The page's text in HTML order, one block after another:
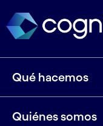
Qué hacemos
Quiénes somos